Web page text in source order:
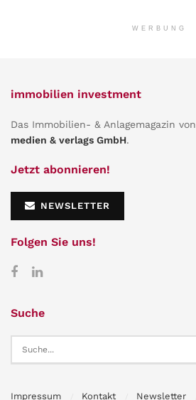
WERBUNG
immobilien investment
Das Immobilien- & Anlagemagazin von
medien & verlags GmbH.
Jetzt abonnieren!
NEWSLETTER
Folgen Sie uns!
Suche
Impressum Kontakt Newsletter